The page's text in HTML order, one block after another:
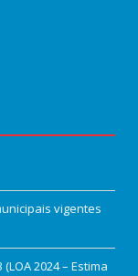
vigentes
(LOA 2024 – Estima